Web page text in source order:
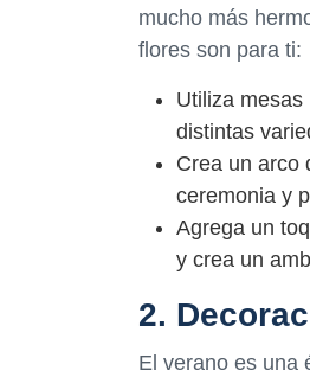
mucho más
flores son para ti:
Utiliza
distintas
Crea un arco
ceremonia y
Agrega un
y crea un
2.
El verano es una